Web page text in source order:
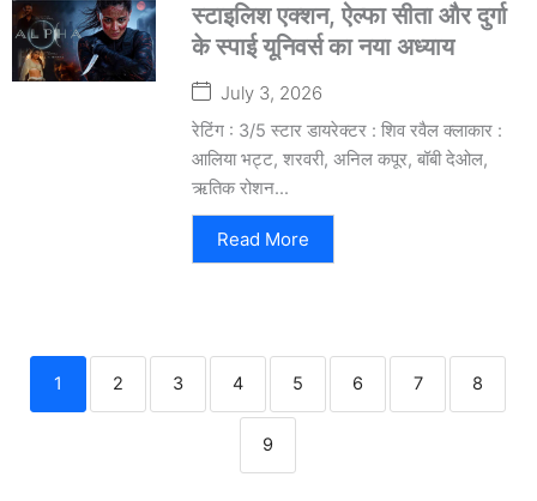
स्टाइलिश एक्शन, ऐल्फा सीता और दुर्गा
के स्पाई यूनिवर्स का नया अध्याय
July 3, 2026
रेटिंग : 3/5 स्टार डायरेक्टर : शिव रवैल क्लाकार :
आलिया भट्ट, शरवरी, अनिल कपूर, बॉबी देओल,
ऋतिक रोशन...
Read More
1 2 3 4 5 6 7 8
9